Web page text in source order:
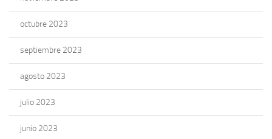
octubre 2023
septiembre 2023
agosto 2023
julio 2023
junio 2023